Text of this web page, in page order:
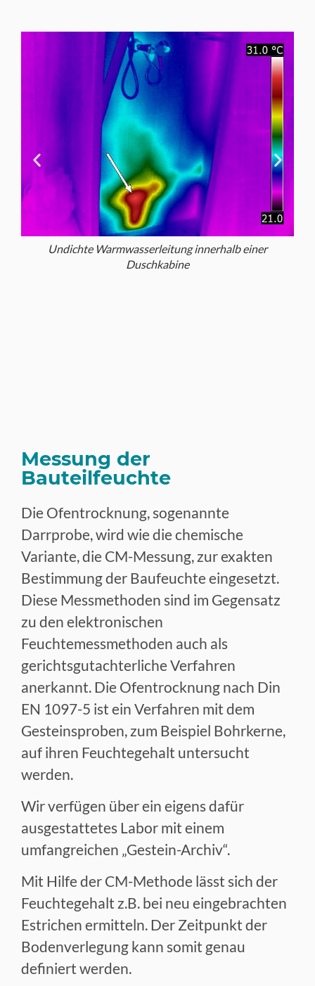
Undichte Warmwasserleitung innerhalb einer
Duschkabine
Messung der
Bauteilfeuchte
Die Ofentrocknung, sogenannte
Darrprobe, wird wie die chemische
Variante, die CM-Messung, zur exakten
Bestimmung der Baufeuchte eingesetzt.
Diese Messmethoden sind im Gegensatz
zu den elektronischen
Feuchtemessmethoden auch als
gerichtsgutachterliche Verfahren
anerkannt. Die Ofentrocknung nach Din
EN 1097-5 ist ein Verfahren mit dem
Gesteinsproben, zum Beispiel Bohrkerne,
auf ihren Feuchtegehalt untersucht
werden.
Wir verfügen über ein eigens dafür
ausgestattetes Labor mit einem
umfangreichen „Gestein-Archiv“.
Mit Hilfe der CM-Methode lässt sich der
Feuchtegehalt z.B. bei neu eingebrachten
Estrichen ermitteln. Der Zeitpunkt der
Bodenverlegung kann somit genau
definiert werden.